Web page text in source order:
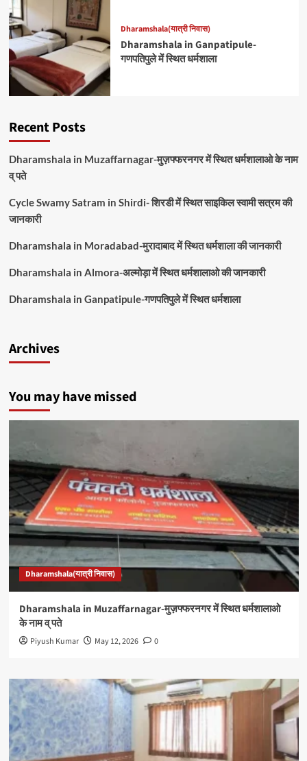
Dharamshala(यात्री निवास)
Dharamshala in Ganpatipule-
गणपतिपुले में स्थित धर्मशाला
Recent Posts
Dharamshala in Muzaffarnagar-मुज़फ्फरनगर में स्थित धर्मशालाओ के नाम
व् पते
Cycle Swamy Satram in Shirdi- शिरडी में स्थित साइकिल स्वामी सत्रम की
जानकारी
Dharamshala in Moradabad-मुरादाबाद में स्थित धर्मशाला की जानकारी
Dharamshala in Almora-अल्मोड़ा में स्थित धर्मशालाओ की जानकारी
Dharamshala in Ganpatipule-गणपतिपुले में स्थित धर्मशाला
Archives
You may have missed
Dharamshala(यात्री निवास)
Dharamshala in Muzaffarnagar-मुज़फ्फरनगर में स्थित धर्मशालाओ
के नाम व् पते
Piyush Kumar May 12, 2026 0